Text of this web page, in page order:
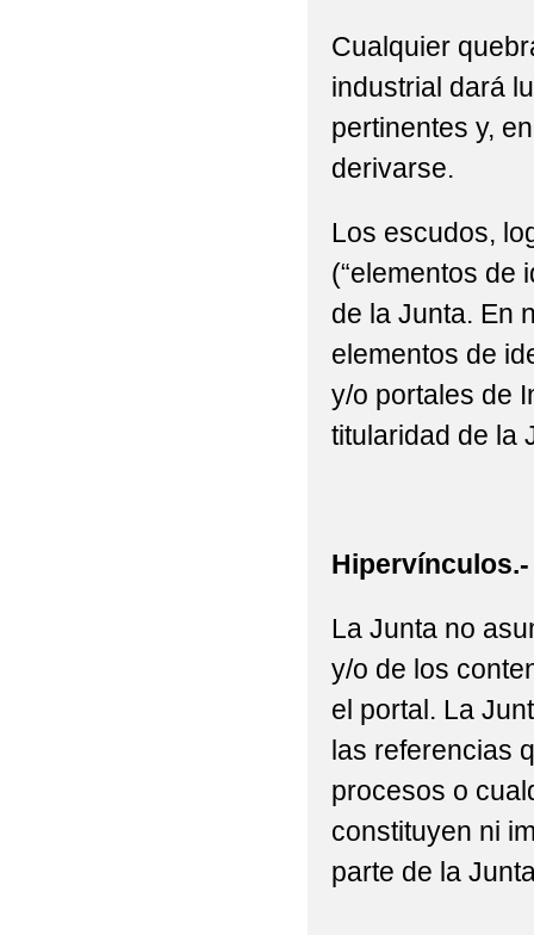
Cualquier
industrial dará
pertinentes y,
derivarse.
Los escudos,
(“elementos de
de la Junta. En
elementos de
y/o portales de
titularidad de la
Hipervínculos.-
La Junta no
y/o de los
el portal. La
las referencias
procesos o
constituyen ni
parte de la